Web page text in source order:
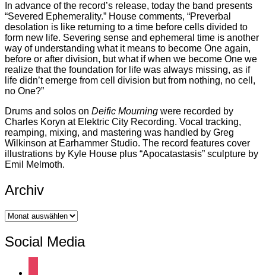
In advance of the record’s release, today the band presents
“Severed Ephemerality.” House comments, “Preverbal
desolation is like returning to a time before cells divided to
form new life. Severing sense and ephemeral time is another
way of understanding what it means to become One again,
before or after division, but what if when we become One we
realize that the foundation for life was always missing, as if
life didn’t emerge from cell division but from nothing, no cell,
no One?”
Drums and solos on Deific Mourning were recorded by
Charles Koryn at Elektric City Recording. Vocal tracking,
reamping, mixing, and mastering was handled by Greg
Wilkinson at Earhammer Studio. The record features cover
illustrations by Kyle House plus “Apocatastasis” sculpture by
Emil Melmoth.
Archiv
Archiv
Social Media